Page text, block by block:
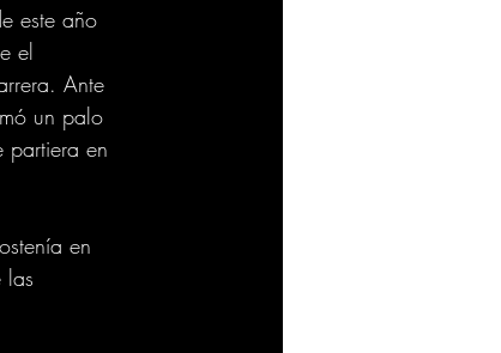
este año
el
Ante
un palo
partiera en
en
las